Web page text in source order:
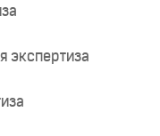
экспертиза